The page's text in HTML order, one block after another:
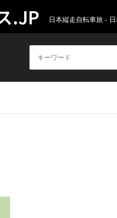
.JP 日本縦走自転車旅 -